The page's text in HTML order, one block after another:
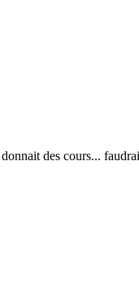
des cours...